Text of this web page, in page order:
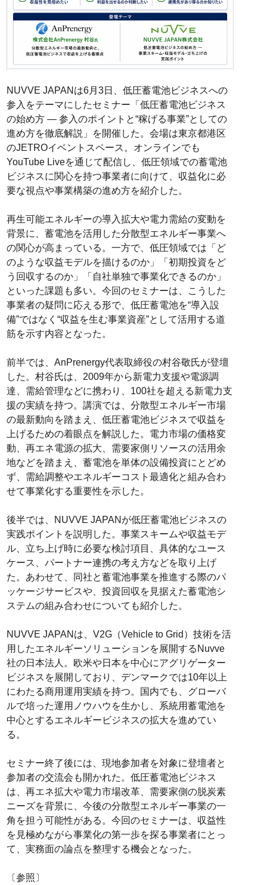
NUVVE JAPANは6月3日、低圧蓄電池ビジネスへの
参入をテーマにしたセミナー「低圧蓄電池ビジネス
の始め方 ― 参入のポイントと“稼げる事業”としての
進め方を徹底解説」を開催した。会場は東京都港区
のJETROイベントスペース。オンラインでも
YouTube Liveを通じて配信し、低圧領域での蓄電池
ビジネスに関心を持つ事業者に向けて、収益化に必
要な視点や事業構築の進め方を紹介した。
再生可能エネルギーの導入拡大や電力需給の変動を
背景に、蓄電池を活用した分散型エネルギー事業へ
の関心が高まっている。一方で、低圧領域では「ど
のような収益モデルを描けるのか」「初期投資をど
う回収するのか」「自社単独で事業化できるのか」
といった課題も多い。今回のセミナーは、こうした
事業者の疑問に応える形で、低圧蓄電池を“導入設
備”ではなく“収益を生む事業資産”として活用する道
筋を示す内容となった。
前半では、AnPrenergy代表取締役の村谷敬氏が登壇
した。村谷氏は、2009年から新電力支援や電源調
達、需給管理などに携わり、100社を超える新電力支
援の実績を持つ。講演では、分散型エネルギー市場
の最新動向を踏まえ、低圧蓄電池ビジネスで収益を
上げるための着眼点を解説した。電力市場の価格変
動、再エネ電源の拡大、需要家側リソースの活用余
地などを踏まえ、蓄電池を単体の設備投資にとどめ
ず、需給調整やエネルギーコスト最適化と組み合わ
せて事業化する重要性を示した。
後半では、NUVVE JAPANが低圧蓄電池ビジネスの
実践ポイントを説明した。事業スキームや収益モデ
ル、立ち上げ時に必要な検討項目、具体的なユース
ケース、パートナー連携の考え方などを取り上げ
た。あわせて、同社と蓄電池事業を推進する際のパ
ッケージサービスや、投資回収を見据えた蓄電池シ
ステムの組み合わせについても紹介した。
NUVVE JAPANは、V2G（Vehicle to Grid）技術を活
用したエネルギーソリューションを展開するNuvve
社の日本法人。欧米や日本を中心にアグリゲーター
ビジネスを展開しており、デンマークでは10年以上
にわたる商用運用実績を持つ。国内でも、グローバ
ルで培った運用ノウハウを生かし、系統用蓄電池を
中心とするエネルギービジネスの拡大を進めてい
る。
セミナー終了後には、現地参加者を対象に登壇者と
参加者の交流会も開かれた。低圧蓄電池ビジネス
は、再エネ拡大や電力市場改革、需要家側の脱炭素
ニーズを背景に、今後の分散型エネルギー事業の一
角を担う可能性がある。今回のセミナーは、収益性
を見極めながら事業化の第一歩を探る事業者にとっ
て、実務面の論点を整理する機会となった。
〔参照〕